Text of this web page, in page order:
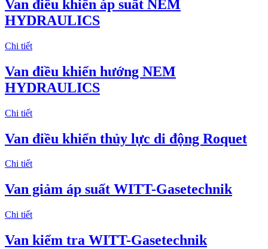
Van điều khiển áp suất NEM
HYDRAULICS
Chi tiết
Van điều khiển hướng NEM
HYDRAULICS
Chi tiết
Van điều khiển thủy lực di động Roquet
Chi tiết
Van giảm áp suất WITT-Gasetechnik
Chi tiết
Van kiểm tra WITT-Gasetechnik